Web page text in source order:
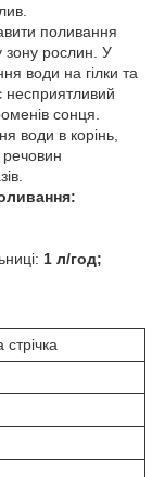
поливання
зону рослин. У
води на гілки та
сонця.
води в корінь,
1 л/год;